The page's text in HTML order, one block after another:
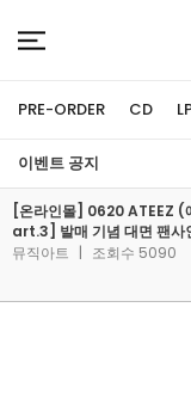
PRE-ORDER CD
이벤트 공지
[온라인몰] 0620 ATEEZ (
art.3] 발매 기념 대면 팬사
뮤직아트 | 조회수 5090